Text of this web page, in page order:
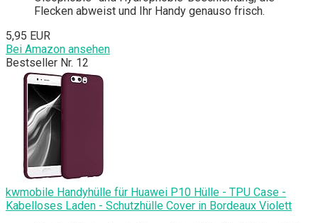
Flecken abweist und Ihr Handy genauso frisch.
5,95 EUR
Bei Amazon ansehen
Bestseller Nr. 12
kwmobile Handyhülle für Huawei P10 Hülle - TPU Case -
Kabelloses Laden - Schutzhülle Cover in Bordeaux Violett